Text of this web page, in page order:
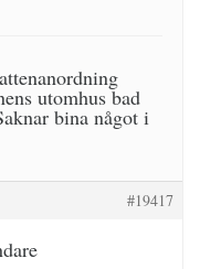
utomhus bad
bina något i
#19417